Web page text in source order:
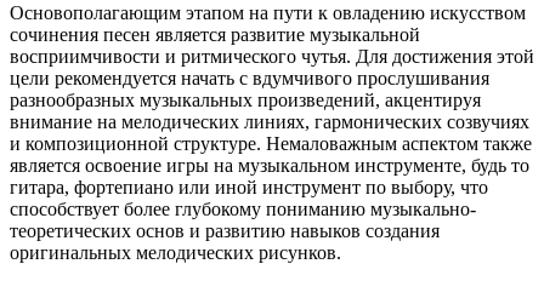
Основополагающим этапом на пути к овладению искусством
сочинения песен является развитие музыкальной
восприимчивости и ритмического чутья. Для достижения этой
цели рекомендуется начать с вдумчивого прослушивания
разнообразных музыкальных произведений, акцентируя
внимание на мелодических линиях, гармонических созвучиях
и композиционной структуре. Немаловажным аспектом также
является освоение игры на музыкальном инструменте, будь то
гитара, фортепиано или иной инструмент по выбору, что
способствует более глубокому пониманию музыкально-
теоретических основ и развитию навыков создания
оригинальных мелодических рисунков.